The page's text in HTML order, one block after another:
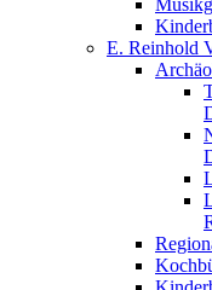
E. Reinhold